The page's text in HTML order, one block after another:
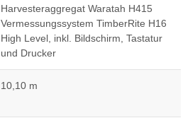
Harvesteraggregat Waratah H415
Vermessungssystem TimberRite H16
High Level, inkl. Bildschirm, Tastatur
und Drucker
10,10 m